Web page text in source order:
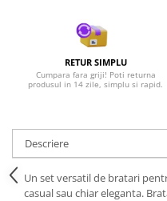
RETUR SIMPLU
Cumpara fara griji! Poti returna
produsul in 14 zile, simplu si rapid.
Descriere
Un set versatil de bratari
casual sau chiar eleganta.